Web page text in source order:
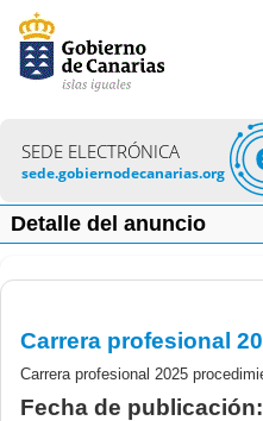
SEDE ELECTRÓNICA
sede.gobiernodecanarias.org
Detalle del anuncio
Fecha de publicación: